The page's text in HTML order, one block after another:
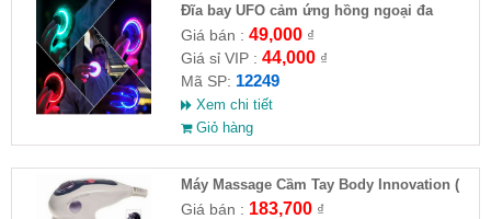
Đĩa bay UFO cảm ứng hồng ngoại đa
chiều tự động bay về
Giá bán : 49,000₫
Giá sỉ VIP : 44,000₫
Mã SP: 12249
Xem chi tiết
Giỏ hàng
Máy Massage Cầm Tay Body Innovation (
HĐ )
Giá bán : 183,700₫